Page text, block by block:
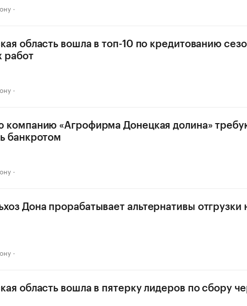
область вошла в топ-10 по кредитованию
работ
компанию «Агрофирма Донецкая долина»
банкротом
Дона прорабатывает альтернативы отгрузки
область вошла в пятерку лидеров по сбору